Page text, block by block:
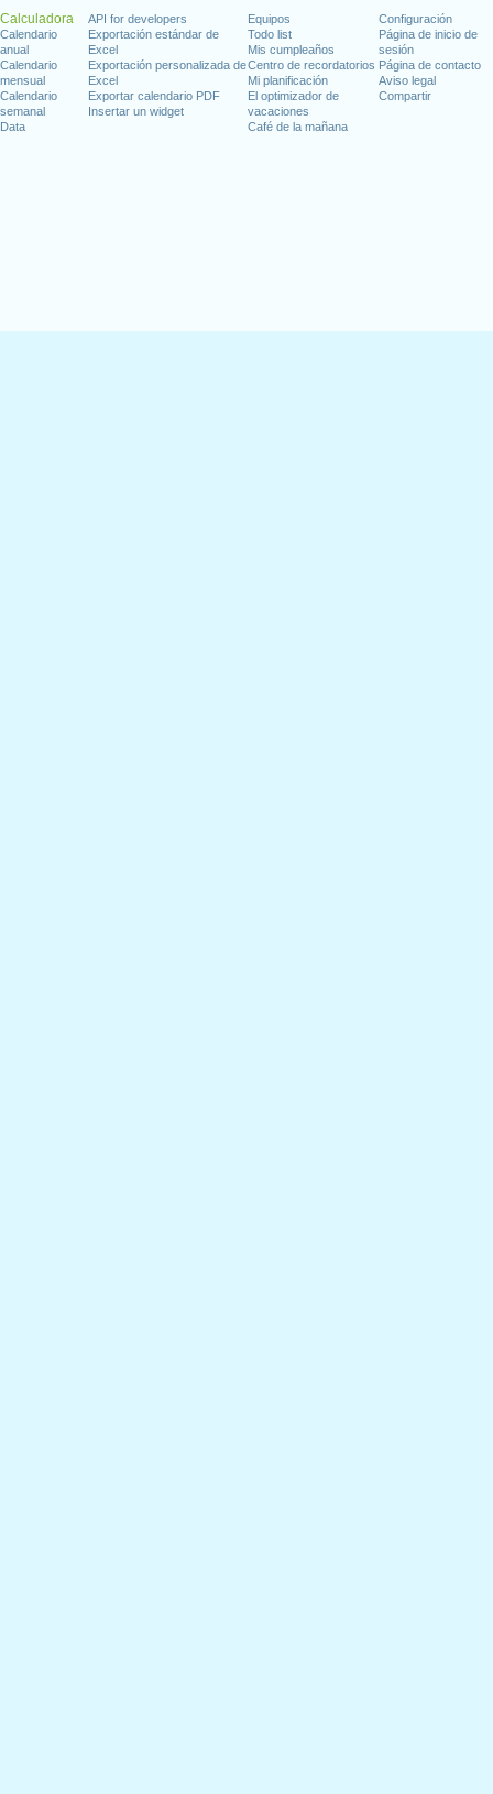
Calculadora
Calendario
anual
Calendario
mensual
Calendario
semanal
Data
API for developers
Exportación estándar de
Excel
Exportación personalizada de
Excel
Exportar calendario PDF
Insertar un widget
Equipos
Todo list
Mis cumpleaños
Centro de recordatorios
Mi planificación
El optimizador de
vacaciones
Café de la mañana
Configuración
Página de inicio de
sesión
Página de contacto
Aviso legal
Compartir